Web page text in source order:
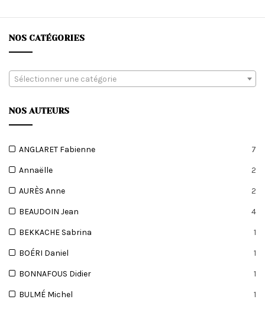
NOS CATÉGORIES
Sélectionner une catégorie
NOS AUTEURS
ANGLARET Fabienne 7
Annaëlle 2
AURÈS Anne 2
BEAUDOIN Jean 4
BEKKACHE Sabrina 1
BOÉRI Daniel 1
BONNAFOUS Didier 1
BULMÉ Michel 1